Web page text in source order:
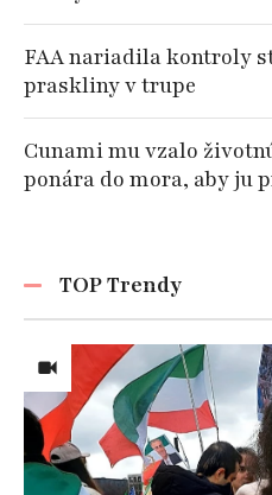
FAA nariadila kontroly
praskliny v trupe
Cunami mu vzalo
ponára do mora, aby ju
TOP Trendy